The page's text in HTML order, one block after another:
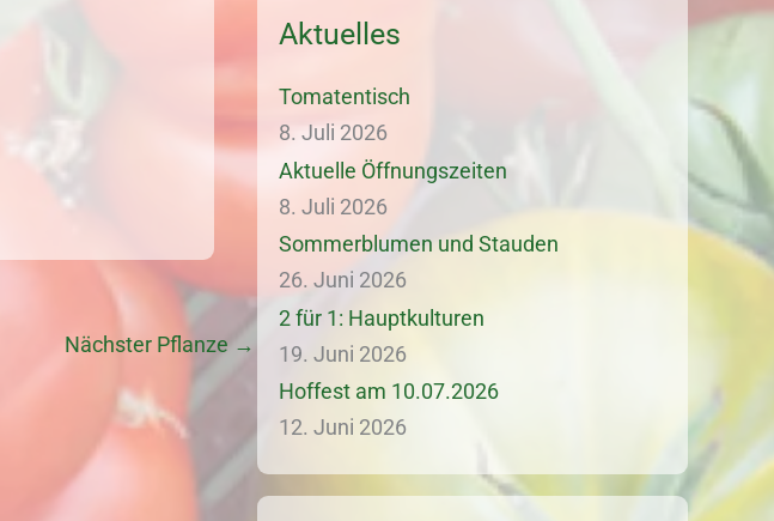
Nächster Pflanze →
Aktuelles
Tomatentisch
8. Juli 2026
Aktuelle Öffnungszeiten
8. Juli 2026
Sommerblumen und Stauden
26. Juni 2026
2 für 1: Hauptkulturen
19. Juni 2026
Hoffest am 10.07.2026
12. Juni 2026